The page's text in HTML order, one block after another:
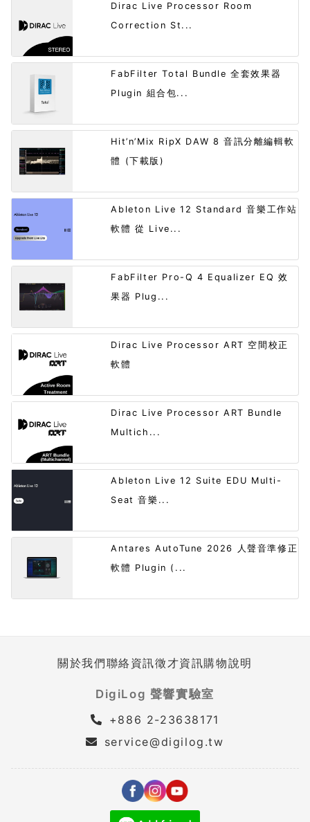
Dirac Live Processor Room
Correction St...
FabFilter Total Bundle 全套效果器
Plugin 組合包...
Hit’n’Mix RipX DAW 8 音訊分離編輯軟
體 (下載版)
Ableton Live 12 Standard 音樂工作站
軟體 從 Live...
FabFilter Pro-Q 4 Equalizer EQ 效
果器 Plug...
Dirac Live Processor ART 空間校正
軟體
Dirac Live Processor ART Bundle
Multich...
Ableton Live 12 Suite EDU Multi-
Seat 音樂...
Antares AutoTune 2026 人聲音準修正
軟體 Plugin (...
關於我們聯絡資訊徵才資訊購物說明
DigiLog 聲響實驗室
+886 2-23638171
service@digilog.tw